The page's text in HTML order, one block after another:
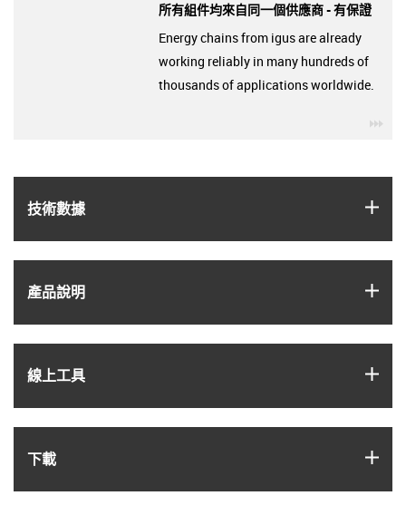
技術數據
產品說明
線上工具
下載
所有組件均來自同一個供應商 - 有保證
Energy chains from igus are already
working reliably in many hundreds of
thousands of applications worldwide.